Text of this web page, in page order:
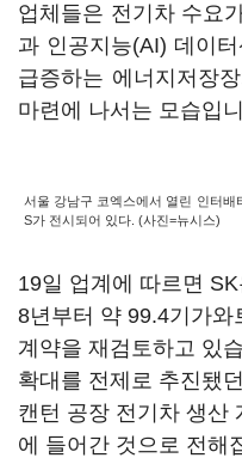
업체들은 전기차 수요
과 인공지능(AI) 데이
급증하는 에너지저장
마련에 나서는 모습입
서울 강남구 코엑스에서 열린 인터
S가 전시되어 있다. (사진=뉴시스)
19일 업계에 따르면
8년부터 약 99.4기가
계약을 재검토하고 있
확대를 전제로 추진됐
캔턴 공장 전기차 생산
에 들어간 것으로 전해